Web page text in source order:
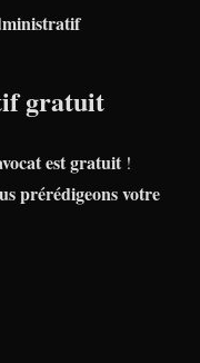
gratuit
est gratuit !
prérédigeons votre